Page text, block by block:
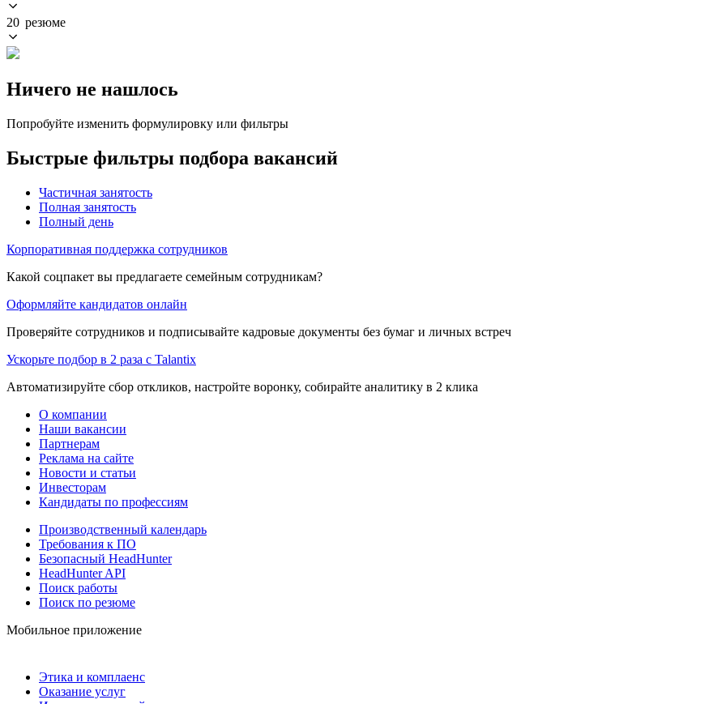
20 резюме
Ничего не нашлось
Попробуйте изменить формулировку или фильтры
Быстрые фильтры подбора вакансий
Частичная занятость
Полная занятость
Полный день
Корпоративная поддержка сотрудников
Какой соцпакет вы предлагаете семейным сотрудникам?
Оформляйте кандидатов онлайн
Проверяйте сотрудников и подписывайте кадровые документы без бумаг и личных встреч
Ускорьте подбор в 2 раза с Talantix
Автоматизируйте сбор откликов, настройте воронку, собирайте аналитику в 2 клика
О компании
Наши вакансии
Партнерам
Реклама на сайте
Новости и статьи
Инвесторам
Кандидаты по профессиям
Производственный календарь
Требования к ПО
Безопасный HeadHunter
HeadHunter API
Поиск работы
Поиск по резюме
Мобильное приложение
Этика и комплаенс
Оказание услуг